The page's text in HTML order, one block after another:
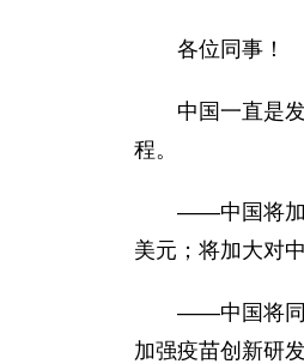
各位同事！
中国一直是
程。
——中国将加
美元；将加大对
——中国将同
加强疫苗创新研